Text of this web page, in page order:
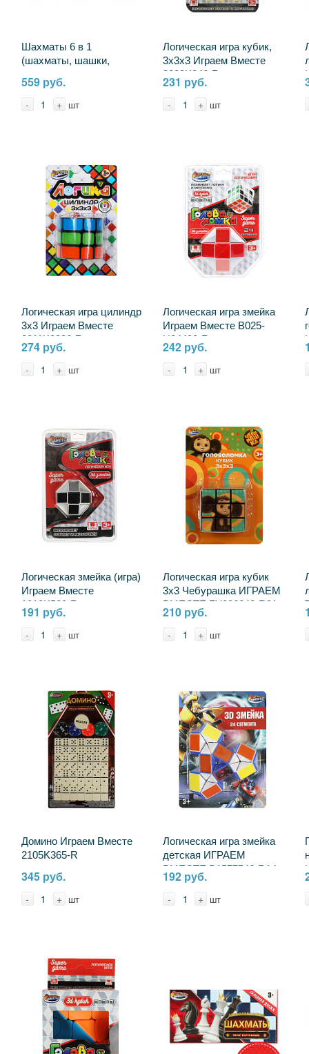
Шахматы 6 в 1
(шахматы, шашки,
мельница, лудо) 29х19
см. Играем Вместе
559 руб.
- + шт
Логическая игра кубик,
3х3х3 Играем Вместе
2009K246-R
231 руб.
- + шт
Логическая игра цилиндр
3х3 Играем Вместе
2311K0936-R
274 руб.
- + шт
Логическая игра змейка
Играем Вместе B025-
H24490-R
242 руб.
- + шт
Логическая змейка (игра)
Играем Вместе
1812K520-R
191 руб.
- + шт
Логическая игра кубик
3х3 Чебурашка ИГРАЕМ
ВМЕСТЕ ZY896242-R31
210 руб.
- + шт
Домино Играем Вместе
2105K365-R
345 руб.
- + шт
Логическая игра змейка
детская ИГРАЕМ
ВМЕСТЕ B1577546-R14
192 руб.
- + шт